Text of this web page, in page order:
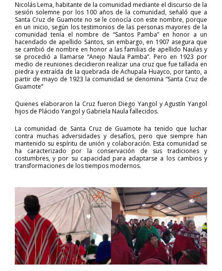
Nicolás Lema, habitante de la comunidad mediante el discurso de la
sesión solemne por los 100 años de la comunidad, señaló que a
Santa Cruz de Guamote no se le conocía con este nombre, porque
en un inicio, según los testimonios de las personas mayores de la
comunidad tenía el nombre de “Santos Pamba” en honor a un
hacendado de apellido Santos, sin embargo, en 1907 asegura que
se cambió de nombre en honor a las familias de apellido Naulas y
se procedió a llamarse “Anejo Naula Pamba”. Pero en 1923 por
medio de reuniones decidieron realizar una cruz que fue tallada en
piedra y extraída de la quebrada de Achupala Huayco, por tanto, a
partir de mayo de 1923 la comunidad se denomina “Santa Cruz de
Guamote”
Quienes elaboraron la Cruz fueron Diego Yangol y Agustín Yangol
hijos de Plácido Yangol y Gabriela Naula fallecidos.
La comunidad de Santa Cruz de Guamote ha tenido que luchar
contra muchas adversidades y desafíos, pero que siempre han
mantenido su espíritu de unión y colaboración. Esta comunidad se
ha caracterizado por la conservación de sus tradiciones y
costumbres, y por su capacidad para adaptarse a los cambios y
transformaciones de los tiempos modernos.